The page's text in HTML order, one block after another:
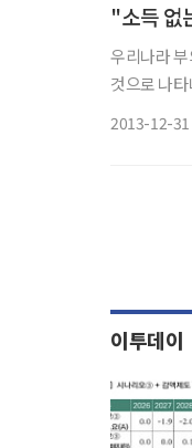
"소득 없
우리나라
것으로 나타나는 등
2013-12-31
이투데이